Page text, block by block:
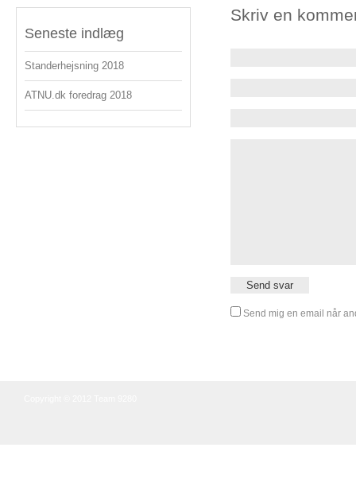
Seneste indlæg
Standerhejsning 2018
ATNU.dk foredrag 2018
Skriv en
Send mig en email når